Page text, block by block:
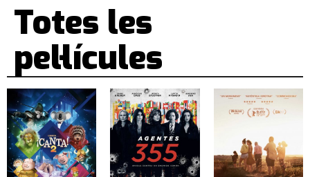
Totes les
pel·lícules